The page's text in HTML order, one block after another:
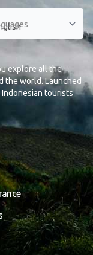
explore all the
the world. Launched
Indonesian tourists